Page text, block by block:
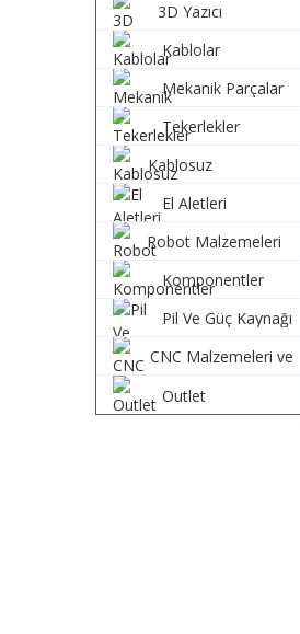
Malzemeleri
3D Yazıcı
Kablolar
Mekanik Parçalar
Tekerlekler
Kablosuz
Sistemleri
El Aletleri
Robot Malzemeleri
Komponentler
Pil Ve Güç Kaynağı
CNC Malzemeleri ve
Outlet